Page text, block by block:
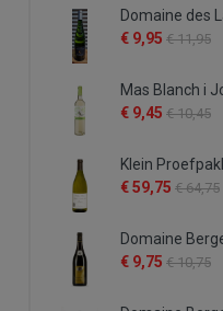
Domaine des
€ 9,95 € 11,95
Mas Blanch i
€ 9,45 € 10,45
Klein
€ 59,75 € 64,75
Domaine
€ 9,75 € 10,75